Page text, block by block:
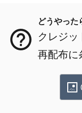
どうやった
クレジッ
再配布に